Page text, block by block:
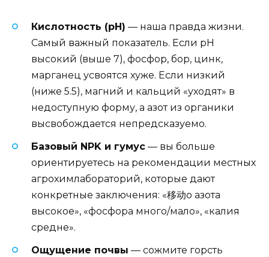
Кислотность (pH) — наша правда жизни.
Самый важный показатель. Если pH
высокий (выше 7), фосфор, бор, цинк,
марганец усвоятся хуже. Если низкий
(ниже 5.5), магний и кальций «уходят» в
недоступную форму, а азот из органики
высвобождается непредсказуемо.
Базовый NPK и гумус — вы больше
ориентируетесь на рекомендации местных
агрохимлабораторий, которые дают
конкретные заключения: «移动о азота
высокое», «фосфора много/мало», «калия
средне».
Ощущение почвы — сожмите горсть